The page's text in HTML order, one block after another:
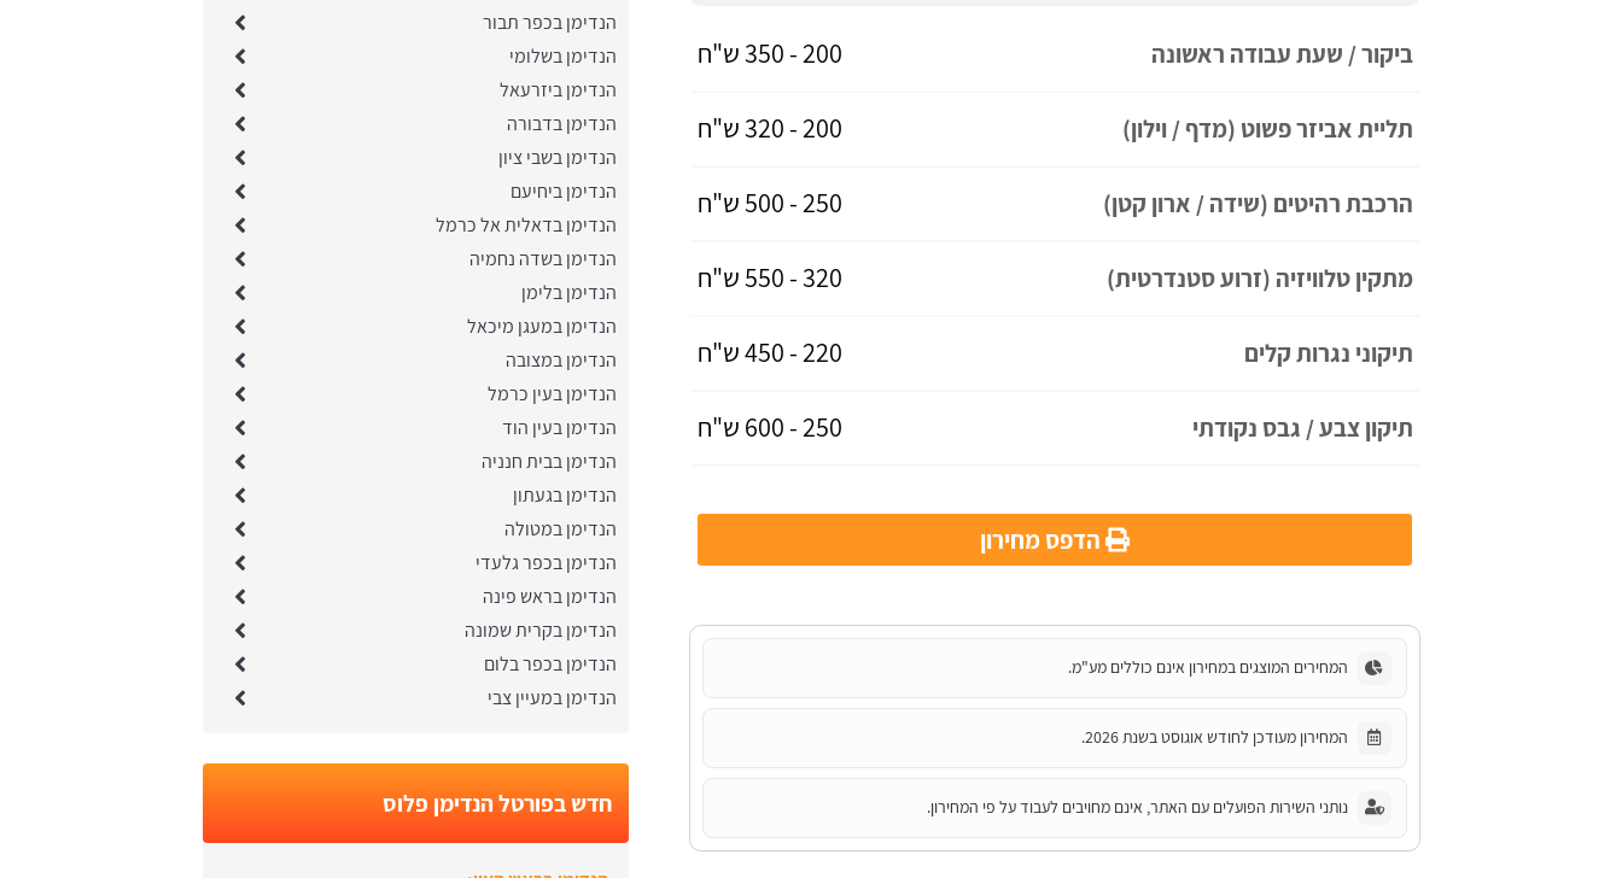
ביקור / שעת עבודה ראשונה 200 - 350 ש"ח
תליית אביזר פשוט (מדף / וילון) 200 - 320 ש"ח
הרכבת רהיטים (שידה / ארון קטן) 250 - 500 ש"ח
מתקין טלוויזיה (זרוע סטנדרטית) 320 - 550 ש"ח
תיקוני נגרות קלים 220 - 450 ש"ח
תיקון צבע / גבס נקודתי 250 - 600 ש"ח
הדפס מחירון
המחירים המוצגים במחירון אינם כוללים מע"מ.
המחירון מעודכן לחודש אוגוסט בשנת 2026.
נותני השירות הפועלים עם האתר, אינם מחויבים לעבוד על פי המחירון.
הנדימן בכפר תבור
הנדימן בשלומי
הנדימן ביזרעאל
הנדימן בדבורה
הנדימן בשבי ציון
הנדימן ביחיעם
הנדימן בדאלית אל כרמל
הנדימן בשדה נחמיה
הנדימן בלימן
הנדימן במעגן מיכאל
הנדימן במצובה
הנדימן בעין כרמל
הנדימן בעין הוד
הנדימן בבית חנניה
הנדימן בגעתון
הנדימן במטולה
הנדימן בכפר גלעדי
הנדימן בראש פינה
הנדימן בקרית שמונה
הנדימן בכפר בלום
הנדימן במעיין צבי
חדש בפורטל הנדימן פלוס